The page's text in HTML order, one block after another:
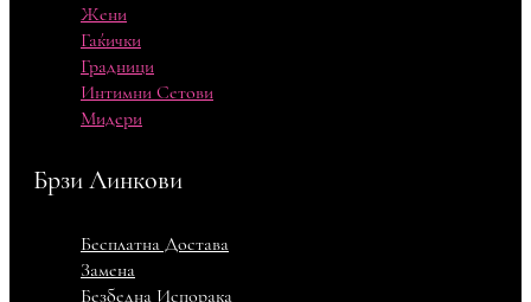
Жени
Гаќички
Градници
Интимни Сетови
Мидери
Брзи Линкови
Бесплатна Достава
Замена
Безбедна Испорака